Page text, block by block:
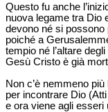
Questo fu anche
nuova legame tra Dio
devono né si possono
poiché a
tempio né l’altare
Gesù Cristo è già
Non c’è nemmeno
per incontrare Dio
e ora viene agli esseri